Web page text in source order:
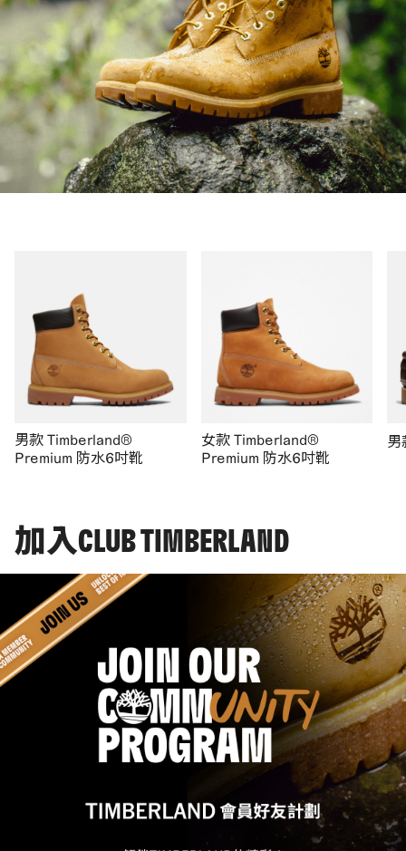
男款 Timberland®
Premium 防水6吋靴
女款 Timberland®
Premium 防水6吋靴
男
加入CLUB TIMBERLAND